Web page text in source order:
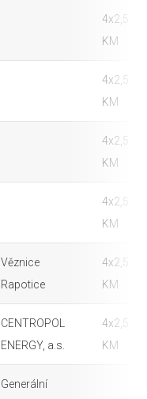
4x2,5
KM
4x2,5
KM
4x2,5
KM
4x2,5
KM
Věznice
Rapotice
4x2,5
KM
CENTROPOL
ENERGY, a.s.
4x2,5
KM
Generální